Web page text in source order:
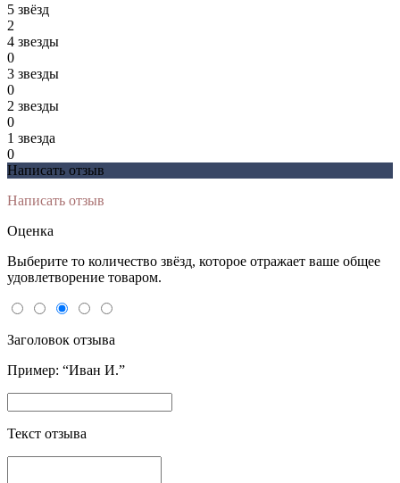
5 звёзд
2
4 звeзды
0
3 звeзды
0
2 звeзды
0
1 звeзда
0
Написать отзыв
Написать отзыв
Оценка
Выберите то количество звёзд, которое отражает ваше общее
удовлетворение товаром.
Заголовок отзыва
Пример: “Иван И.”
Текст отзыва